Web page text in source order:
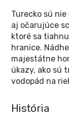
Turecko sú
aj očarujúce
ktoré sa
hranice.
majestátne
úkazy, ako sú
vodopád na
História